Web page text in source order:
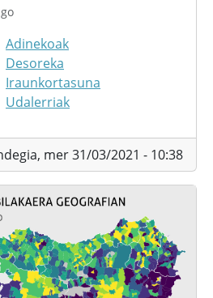
Adinekoak
Desoreka
Iraunkortasuna
Udalerriak
mer 31/03/2021 - 10:38